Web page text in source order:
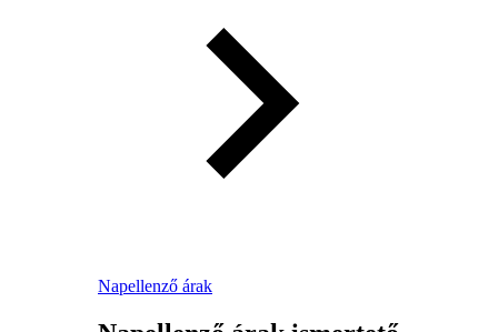
Napellenző árak